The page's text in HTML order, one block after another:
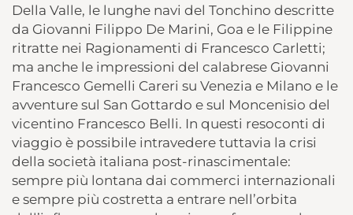
Della Valle, le lunghe navi del Tonchino descritte
da Giovanni Filippo De Marini, Goa e le Filippine
ritratte nei Ragionamenti di Francesco Carletti;
ma anche le impressioni del calabrese Giovanni
Francesco Gemelli Careri su Venezia e Milano e le
avventure sul San Gottardo e sul Moncenisio del
vicentino Francesco Belli. In questi resoconti di
viaggio è possibile intravedere tuttavia la crisi
della società italiana post-rinascimentale:
sempre più lontana dai commerci internazionali
e sempre più costretta a entrare nell’orbita